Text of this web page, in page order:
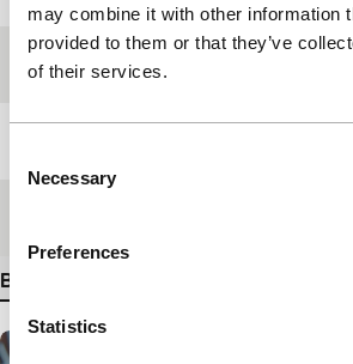
may combine it with other information
provided to them or that they’ve
of their services.
Selection
Necessary
Preferences
Statistics
Festivaleditie
Bekijk meer details